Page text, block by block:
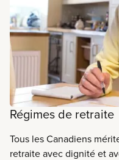
Régimes de retraite
Tous les Canadiens
retraite avec dignité et